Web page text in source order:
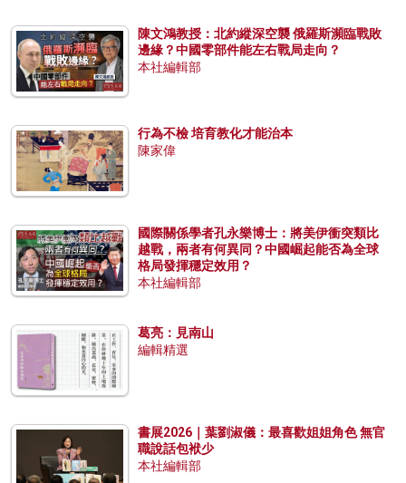
陳文鴻教授：北約縱深空襲 俄羅斯瀕臨戰敗
邊緣？中國零部件能左右戰局走向？
本社編輯部
行為不檢 培育教化才能治本
陳家偉
國際關係學者孔永樂博士：將美伊衝突類比
越戰，兩者有何異同？中國崛起能否為全球
格局發揮穩定效用？
本社編輯部
葛亮：見南山
編輯精選
書展2026｜葉劉淑儀：最喜歡姐姐角色 無官
職說話包袱少
本社編輯部